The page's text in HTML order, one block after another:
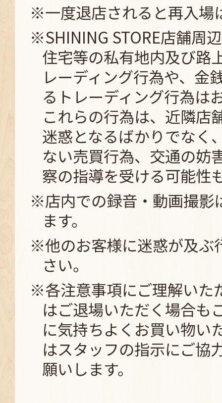
※一度退店されると再入場
※SHINING STORE店舗周
住宅等の私有地内及び路
レーディング行為や、金
るトレーディング行為は
これらの行為は、近隣店
迷惑となるばかりでなく
ない売買行為、交通の妨
察の指導を受ける可能性
※店内での録音・動画撮影
ます。
※他のお客様に迷惑が及ぶ
さい。
※各注意事項にご理解いた
はご退場いただく場合も
に気持ちよくお買い物い
はスタッフの指示にご協
願いします。